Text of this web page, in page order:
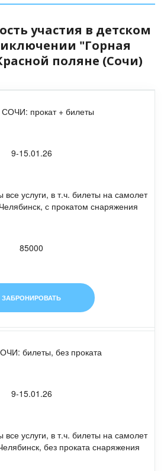
ребенку
каникулы!
участия в детском
"Горная
поляне (Сочи)
прокат + билеты
9-15.01.26
все услуги, в т.ч. билеты на самолет
с прокатом снаряжения
85000
ЗАБРОНИРОВАТЬ
билеты, без проката
9-15.01.26
все услуги, в т.ч. билеты на самолет
без проката снаряжения